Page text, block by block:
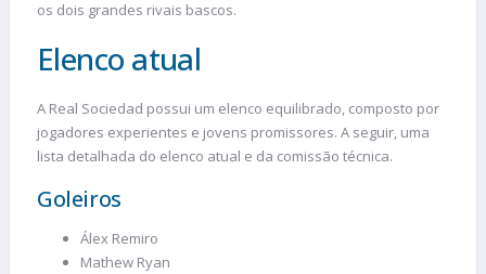
os dois grandes rivais bascos.
Elenco atual
A Real Sociedad possui um elenco equilibrado, composto por
jogadores experientes e jovens promissores. A seguir, uma
lista detalhada do elenco atual e da comissão técnica.
Goleiros
Álex Remiro
Mathew Ryan